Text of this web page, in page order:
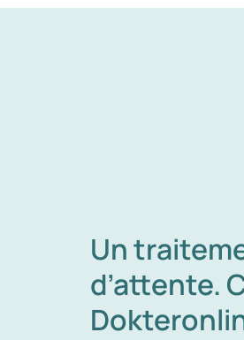
Un
d’attente.